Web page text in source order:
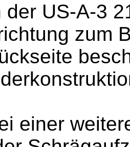
der US-A-3
zum
einer